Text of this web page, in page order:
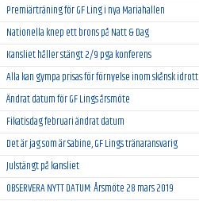
Premiärträning för GF Ling i nya Mariahallen
Nationella knep ett brons på Natt & Dag
Kansliet håller stängt 2/9 pga konferens
Alla kan gympa prisas för förnyelse inom skånsk idrott
Ändrat datum för GF Lings årsmöte
Fikatisdag februari ändrat datum
Det är jag som är Sabine, GF Lings tränaransvarig
Julstängt på kansliet
OBSERVERA NYTT DATUM: Årsmöte 28 mars 2019